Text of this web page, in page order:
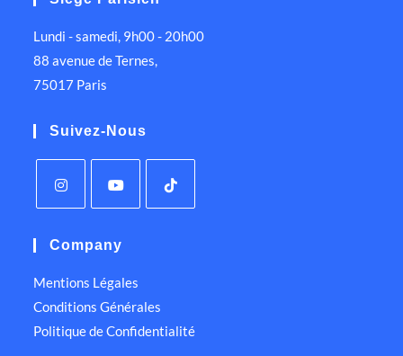
Lundi - samedi, 9h00 - 20h00
88 avenue de Ternes,
75017 Paris
Suivez-Nous
Company
Mentions Légales
Conditions Générales
Politique de Confidentialité